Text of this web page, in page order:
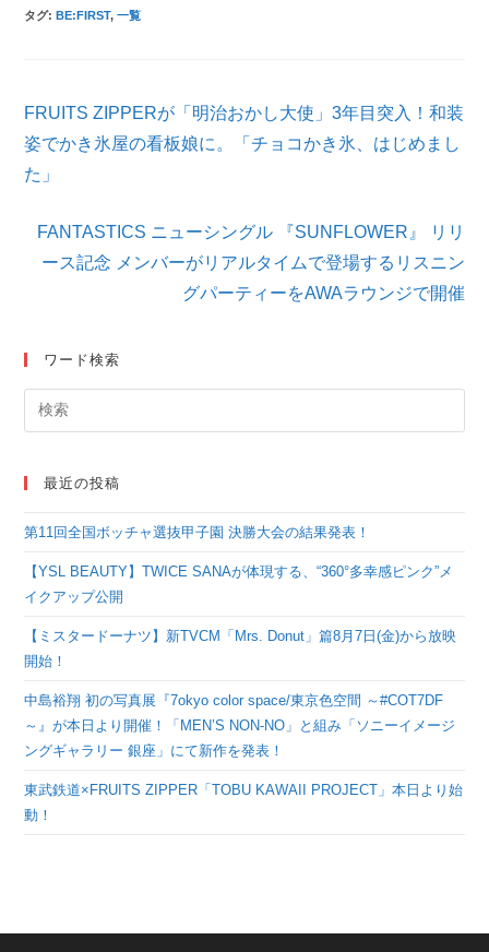
タグ:BE:FIRST, 一覧
の
他
の
記
を
FRUITS ZIPPERが「明治おかし大使」3年目突入！和装
姿でかき氷屋の看板娘に。「チョコかき氷、はじめまし
た」
FANTASTICS ニューシングル 『SUNFLOWER』 リリ
ース記念 メンバーがリアルタイムで登場するリスニン
グパーティーをAWAラウンジで開催
ワード検索
最近の投稿
第11回全国ボッチャ選抜甲子園 決勝大会の結果発表！
【YSL BEAUTY】TWICE SANAが体現する、“360°多幸感ピンク”メ
イクアップ公開
【ミスタードーナツ】新TVCM「Mrs. Donut」篇8月7日(金)から放映
開始！
中島裕翔 初の写真展『7okyo color space/東京色空間 ～#COT7DF
～』が本日より開催！「MEN’S NON-NO」と組み「ソニーイメージ
ングギャラリー 銀座」にて新作を発表！
東武鉄道×FRUITS ZIPPER「TOBU KAWAII PROJECT」本日より始
動！